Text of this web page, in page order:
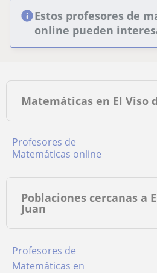
Estos profesores de
online pueden
Matemáticas en El Viso
Profesores de
Matemáticas online
Poblaciones cercanas a
Juan
Profesores de
Matemáticas en